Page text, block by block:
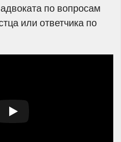
по вопросам
или ответчика по